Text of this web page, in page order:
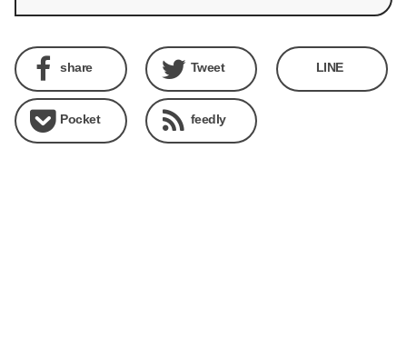
share Tweet LINE
Pocket feedly